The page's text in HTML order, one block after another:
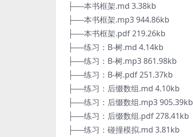
├──本书框架.md 3.38kb
├──本书框架.mp3 944.86kb
├──本书框架.pdf 219.26kb
├──练习：B-树.md 4.14kb
├──练习：B-树.mp3 861.98kb
├──练习：B-树.pdf 251.37kb
├──练习：后缀数组.md 4.10kb
├──练习：后缀数组.mp3 905.39kb
├──练习：后缀数组.pdf 278.41kb
├──练习：碰撞模拟.md 3.81kb